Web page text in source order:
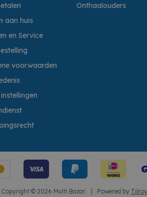
aan huis
en Service
voorwaarden
Onthaalouders
Copyright © 2026 Multi Bazar. Powered by Tilroy